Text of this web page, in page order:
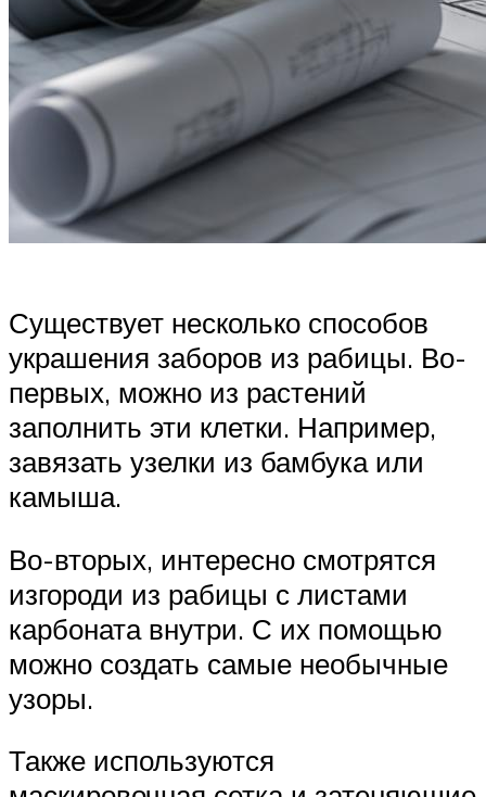
Существует несколько способов
украшения заборов из рабицы. Во-
первых, можно из растений
заполнить эти клетки. Например,
завязать узелки из бамбука или
камыша.
Во-вторых, интересно смотрятся
изгороди из рабицы с листами
карбоната внутри. С их помощью
можно создать самые необычные
узоры.
Также используются